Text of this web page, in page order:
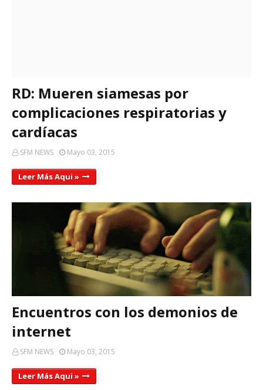
RD: Mueren siamesas por
complicaciones respiratorias y
cardíacas
SFM NEWS Mayo 03, 2015
Leer Más Aqui »
Encuentros con los demonios de
internet
SFM NEWS Mayo 03, 2015
Leer Más Aqui »